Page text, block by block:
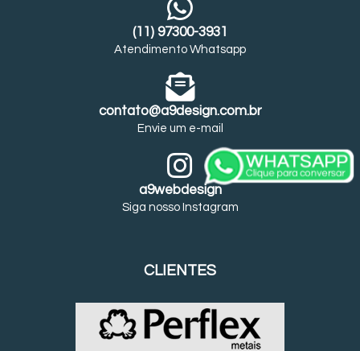
(11) 97300-3931
Atendimento Whatsapp
contato@a9design.com.br
Envie um e-mail
a9webdesign
Siga nosso Instagram
CLIENTES